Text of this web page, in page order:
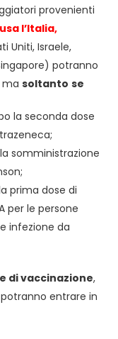
provenienti
l’Italia,
Uniti, Israele,
potranno
ma soltanto se
la seconda dose
somministrazione
prima dose di
per le persone
infezione da
di vaccinazione,
entrare in